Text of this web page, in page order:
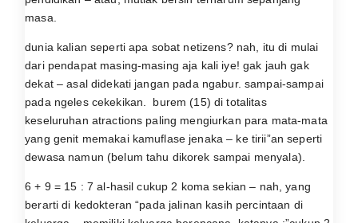
masa.
dunia kalian seperti apa sobat netizens? nah, itu di mulai
dari pendapat masing-masing aja kali iye! gak jauh gak
dekat – asal didekati jangan pada ngabur. sampai-sampai
pada ngeles cekekikan. burem (15) di totalitas
keseluruhan atractions paling mengiurkan para mata-mata
yang genit memakai kamuflase jenaka – ke tirii”an seperti
dewasa namun (belum tahu dikorek sampai menyala).
6 + 9 = 15 : 7 al-hasil cukup 2 koma sekian – nah, yang
berarti di kedokteran “pada jalinan kasih percintaan di